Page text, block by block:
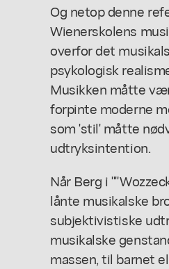
Og netop denne
Wienerskolens
overfor det
psykologisk
Musikken måtte
forpinte moderne
som 'stil' måtte
udtryksintention.
Når Berg i
lånte musikalske
subjektivistiske
musikalske
massen, til barnet